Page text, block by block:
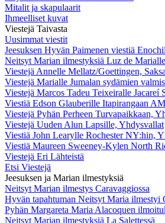
Mitalit ja skapulaarit
Ihmeelliset kuvat
Viestejä Taivasta
Uusimmat viestit
Jeesuksen Hyvän Paimenen viestiä
Neitsyt Marian ilmestyksiä Luz de
Viestejä Annelle Mellatz/Goettingen, Saksa
Viestejä Marialle Jumalan sydämien
Viestejä Marcos Tadeu Teixeiralle Jacareí
Viestiä Edson Glauberille Itapirangaan
Viestejä Pyhän Perheen Turvapaikkaan,
Viestejä Uuden Alun Lapsille, Yhdysvallat
Viestiä John Learylle Rochester NY:hin,
Viestiä Maureen Sweeney-Kylen North
Viestejä Eri Lähteistä
Etsi Viestejä
Jeesuksen ja Marian ilmestyksiä
Neitsyt Marian ilmestys Caravaggiossa
Hyvän tapahtuman Neitsyt Maria ilmestyi
Pyhän Margareta Maria Alacoquen
Neitsyt Marian ilmestyksiä La Salettessä